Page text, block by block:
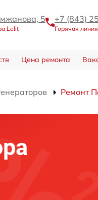
5
Lelit
+7 (843)
Горячая линия
Цена ремонта
Ремонт